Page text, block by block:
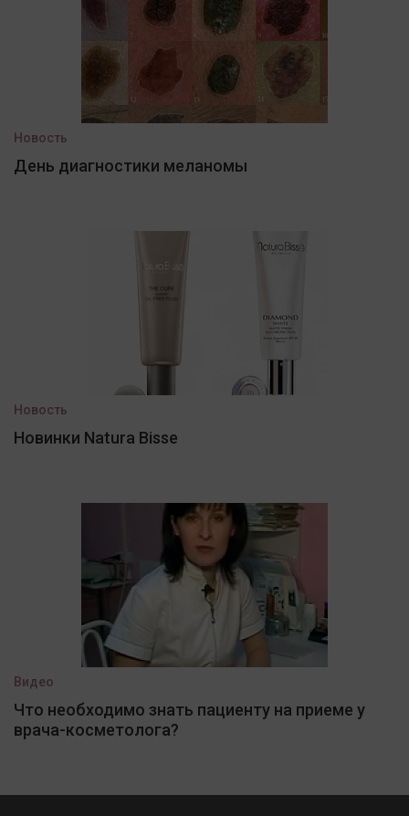
Новость
День диагностики меланомы
Новость
Новинки Natura Bisse
Видео
Что необходимо знать пациенту на приеме у
врача-косметолога?